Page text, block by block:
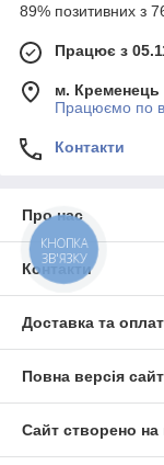
89% позитивних з
Працює з
м. Кременець
Працюємо по
Контакти
Про нас
Контакти
Доставка та
Повна версія
Сайт створено на
КНОПКА
ЗВ'ЯЗКУ